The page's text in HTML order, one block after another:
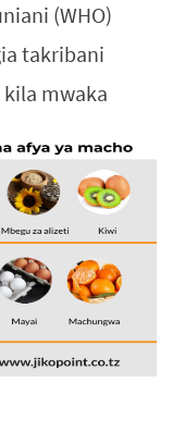
(WHO)
takribani
mwaka